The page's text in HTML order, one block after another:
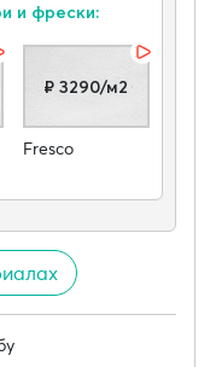
и фрески:
₽ 3290/м2
Fresco